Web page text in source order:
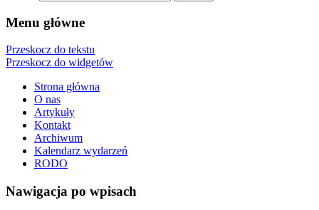
Menu główne
Przeskocz do tekstu
Przeskocz do widgetów
Strona główna
O nas
Artykuły
Kontakt
Archiwum
Kalendarz wydarzeń
RODO
Nawigacja po wpisach